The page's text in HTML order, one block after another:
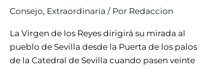
Consejo, Extraordinaria / Por Redaccion
La Virgen de los Reyes dirigirá su mirada al
pueblo de Sevilla desde la Puerta de los palos
de la Catedral de Sevilla cuando pasen veinte